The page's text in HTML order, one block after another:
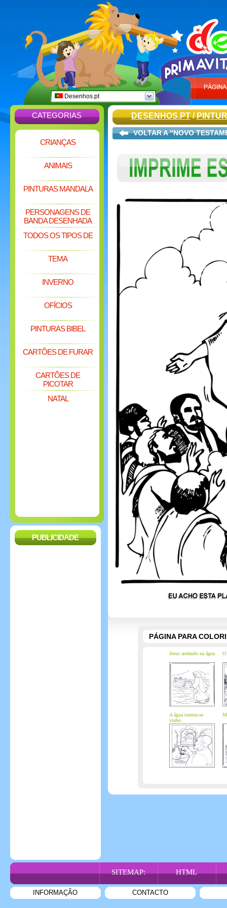
Desenhos.pt
CATEGORIAS
CRIANÇAS
ANIMAIS
PINTURAS MANDALA
PERSONAGENS DE
BANDA DESENHADA
TODOS OS TIPOS DE
TEMA
INVERNO
OFÍCIOS
PINTURAS BIBEL
CARTÕES DE FURAR
CARTÕES DE
PICOTAR
NATAL
PUBLICIDADE
DESENHOS.PT/
VOLTAR A "NOVO
PÁGINA PARA
Jesus andando na água O
A água tornou-se
vinho
SITEMAP: HTML
INFORMAÇÃO CONTACTO